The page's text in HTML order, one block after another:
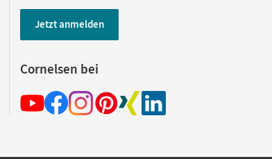
Jetzt anmelden
Cornelsen bei